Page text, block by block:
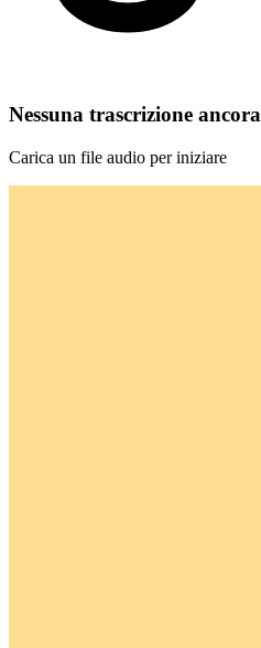
Nessuna trascrizione ancora
Carica un file audio per iniziare